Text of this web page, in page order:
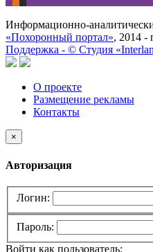
Информационно-
«Похоронный портал», 2014 -
Поддержка - © Cтудия
О проекте
Размещение рекламы
Контакты
×
Авторизация
Логин:
Пароль:
Войти как пользователь: